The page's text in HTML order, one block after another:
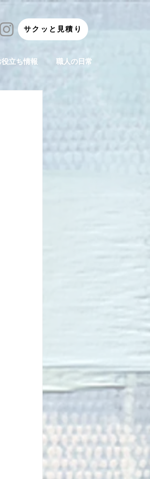
サクッと見積り
立ち情報 職人の日常